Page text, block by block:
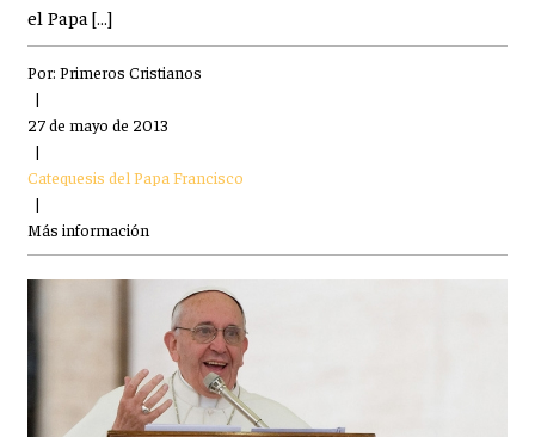
el Papa […]
Por: Primeros Cristianos
|
27 de mayo de 2013
|
Catequesis del Papa Francisco
|
Más información